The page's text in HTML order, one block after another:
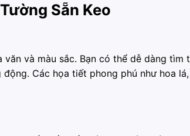
Sẵn Keo
và màu sắc. Bạn có thể dễ dàng
Các họa tiết phong phú như hoa